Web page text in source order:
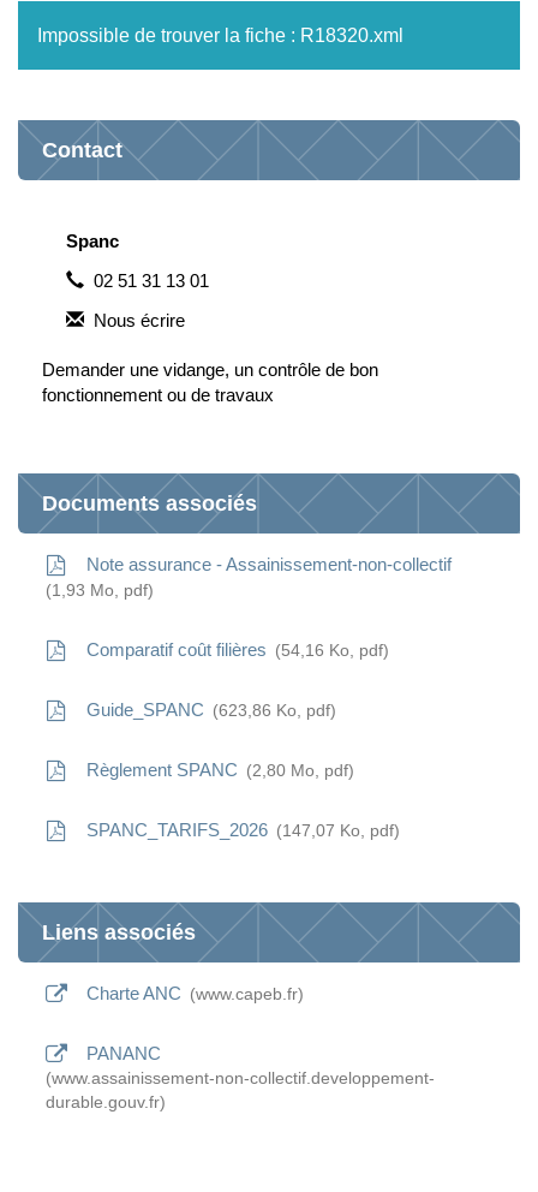
Impossible de trouver la fiche : R18320.xml
Contact
Spanc
02 51 31 13 01
Nous écrire
Demander une vidange, un contrôle de bon
fonctionnement ou de travaux
Documents associés
Note assurance - Assainissement-non-collectif
1,93 Mo , pdf
Comparatif coût filières 54,16 Ko , pdf
Guide_SPANC 623,86 Ko , pdf
Règlement SPANC 2,80 Mo , pdf
SPANC_TARIFS_2026 147,07 Ko , pdf
Liens associés
Charte ANC www.capeb.fr
PANANC
www.assainissement-non-collectif.developpement-
durable.gouv.fr